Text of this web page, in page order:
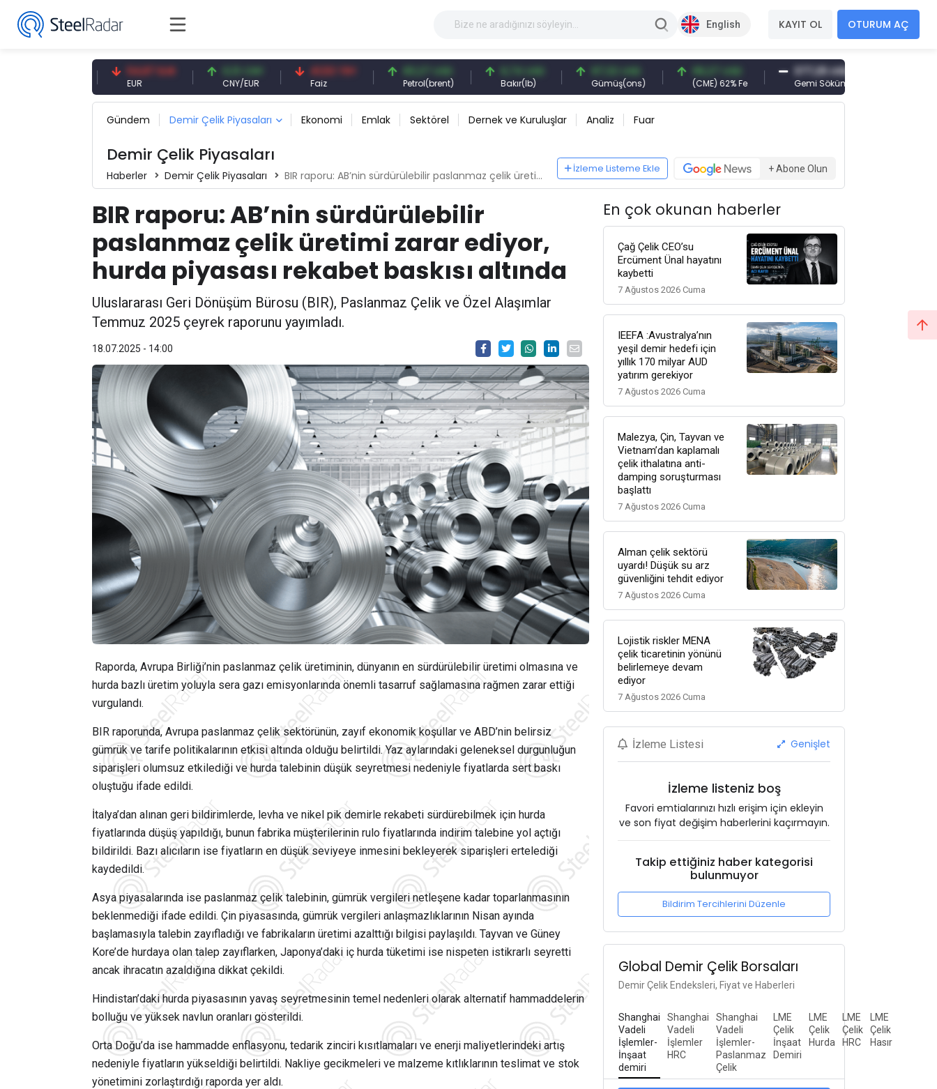
English KAYIT OL OTURUM AÇ
54,87 EUR 0,13 CNY
CNY/EUR
41,53 TRY 83,27 USD
Petrol(brent)
6,74 USD
Bakır(lb)
97,32 USD
Gümüş(ons)
96,27 USD
(CME) 62% Fe
377,25 USD
Gemi Söküm
Gündem Demir Çelik Piyasaları Ekonomi Emlak Sektörel Dernek ve Kuruluşlar Analiz Fuar
Demir Çelik Piyasaları
Haberler Demir Çelik Piyasaları BIR raporu: AB’nin sürdürülebilir paslanmaz çelik üretimi zarar ediyor, hurda piyasası rekabet baskısı altında
İzleme Listeme Ekle + Abone Olun
BIR raporu: AB’nin sürdürülebilir
paslanmaz çelik üretimi zarar ediyor,
hurda piyasası rekabet baskısı altında
Uluslararası Geri Dönüşüm Bürosu (BIR), Paslanmaz Çelik ve Özel Alaşımlar
Temmuz 2025 çeyrek raporunu yayımladı.
18.07.2025 - 14:00
Raporda, Avrupa Birliği’nin paslanmaz çelik üretiminin, dünyanın en sürdürülebilir üretimi olmasına ve
hurda bazlı üretim yoluyla sera gazı emisyonlarında önemli tasarruf sağlamasına rağmen zarar ettiği
vurgulandı.
BIR raporunda, Avrupa paslanmaz çelik sektörünün, zayıf ekonomik koşullar ve ABD’nin belirsiz
gümrük ve tarife politikalarının etkisi altında olduğu belirtildi. Yaz aylarındaki geleneksel durgunluğun
siparişleri olumsuz etkilediği ve hurda talebinin düşük seyretmesi nedeniyle fiyatlarda sert baskı
oluştuğu ifade edildi.
İtalya’dan alınan geri bildirimlerde, levha ve nikel pik demirle rekabeti sürdürebilmek için hurda
fiyatlarında düşüş yapıldığı, bunun fabrika müşterilerinin rulo fiyatlarında indirim talebine yol açtığı
bildirildi. Bazı alıcıların ise fiyatların en düşük seviyeye inmesini bekleyerek siparişleri ertelediği
kaydedildi.
Asya piyasalarında ise paslanmaz çelik talebinin, gümrük vergileri netleşene kadar toparlanmasının
beklenmediği ifade edildi. Çin piyasasında, gümrük vergileri anlaşmazlıklarının Nisan ayında
başlamasıyla talebin zayıfladığı ve fabrikaların üretimi azalttığı bilgisi paylaşıldı. Tayvan ve Güney
Kore’de hurdaya olan talep zayıflarken, Japonya’daki iç hurda tüketimi ise nispeten istikrarlı seyretti
ancak ihracatın azaldığına dikkat çekildi.
Hindistan’daki hurda piyasasının yavaş seyretmesinin temel nedenleri olarak alternatif hammaddelerin
bolluğu ve yüksek navlun oranları gösterildi.
Orta Doğu’da ise hammadde enflasyonu, tedarik zinciri kısıtlamaları ve enerji maliyetlerindeki artış
nedeniyle fiyatların yükseldiği belirtildi. Nakliye gecikmeleri ve malzeme kıtlıklarının teslimat ve stok
yönetimini zorlaştırdığı raporda yer aldı.
En çok okunan haberler
Çağ Çelik CEO’su
Ercüment Ünal hayatını
kaybetti
7 Ağustos 2026 Cuma
IEEFA :Avustralya’nın
yeşil demir hedefi için
yıllık 170 milyar AUD
yatırım gerekiyor
7 Ağustos 2026 Cuma
Malezya, Çin, Tayvan ve
Vietnam’dan kaplamalı
çelik ithalatına anti-
damping soruşturması
başlattı
7 Ağustos 2026 Cuma
Alman çelik sektörü
uyardı! Düşük su arz
güvenliğini tehdit ediyor
7 Ağustos 2026 Cuma
Lojistik riskler MENA
çelik ticaretinin yönünü
belirlemeye devam
ediyor
7 Ağustos 2026 Cuma
İzleme Listesi Genişlet
İzleme listeniz boş
Favori emtialarınızı hızlı erişim için ekleyin
ve son fiyat değişim haberlerini kaçırmayın.
Takip ettiğiniz haber kategorisi
bulunmuyor
Bildirim Tercihlerini Düzenle
Global Demir Çelik Borsaları
Demir Çelik Endeksleri, Fiyat ve Haberleri
Shanghai
Vadeli
İşlemler-
İnşaat
demiri
Shanghai
Vadeli
İşlemler
HRC
Shanghai
Vadeli
İşlemler-
Paslanmaz
Çelik
LME
Çelik
İnşaat
Demiri
LME
Çelik
Hurda
LME
Çelik
HRC
LME
Çelik
Hasır